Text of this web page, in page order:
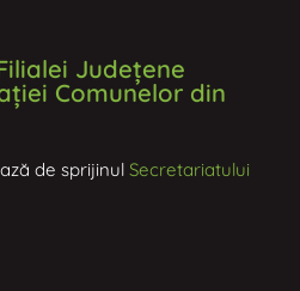
Județene
Comunelor din
de sprijinulSecretariatului